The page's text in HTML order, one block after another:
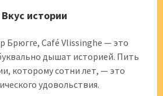
истории
Брюгге, Café Vlissinghe — это
дышат историей. Пить
которому сотни лет, — это
удовольствия.